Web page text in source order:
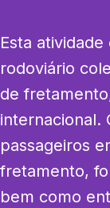
Esta
rodoviário
de
internacional.
passageiros
fretamento,
bem como